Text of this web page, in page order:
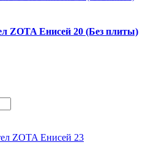
ZOTA Енисей 20 (Без плиты)